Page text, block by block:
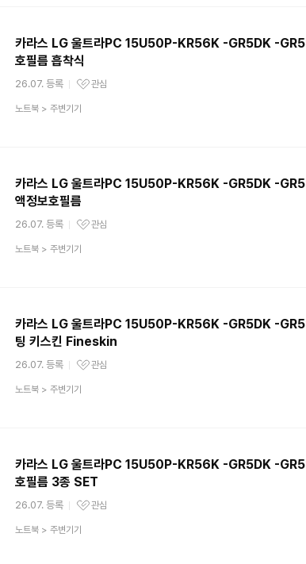
카라스 LG 울트라PC 15U50P-KR56K -GR5DK -
호필름 흡착식
26.07. 등록
관심상품
관심
상
노트북> 주변기기
카라스 LG 울트라PC 15U50P-KR56K -GR5DK -
액정보호필름
26.07. 등록
관심상품
관심
상
노트북> 주변기기
카라스 LG 울트라PC 15U50P-KR56K -GR5DK -
팅 키스킨 Fineskin
26.07. 등록
관심상품
관심
상
노트북> 주변기기
카라스 LG 울트라PC 15U50P-KR56K -GR5DK -
호필름 3종 SET
26.07. 등록
관심상품
관심
상
노트북> 주변기기